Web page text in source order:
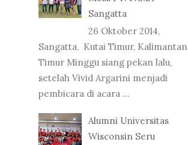
Sangatta
26 Oktober 2014,
Sangatta, Kutai Timur, Kalimantan
Timur Minggu siang pekan lalu,
setelah Vivid Argarini menjadi
pembicara di acara ...
Alumni Universitas
Wisconsin Seru